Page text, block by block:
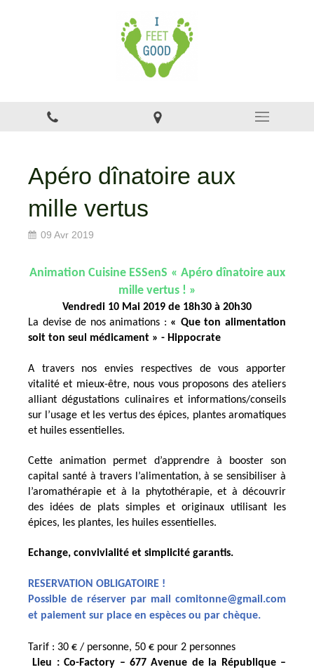
Apéro dînatoire aux
mille vertus
09 Avr 2019
Animation Cuisine ESSenS « Apéro dînatoire aux
mille vertus ! »
Vendredi 10 Mai 2019 de 18h30 à 20h30
La devise de nos animations : « Que ton alimentation
soit ton seul médicament » - Hippocrate
A travers nos envies respectives de vous apporter
vitalité et mieux-être, nous vous proposons des ateliers
alliant dégustations culinaires et informations/conseils
sur l’usage et les vertus des épices, plantes aromatiques
et huiles essentielles.
Cette animation permet d’apprendre à booster son
capital santé à travers l’alimentation, à se sensibiliser à
l’aromathérapie et à la phytothérapie, et à découvrir
des idées de plats simples et originaux utilisant les
épices, les plantes, les huiles essentielles.
Echange, convivialité et simplicité garantis.
RESERVATION OBLIGATOIRE !
Possible de réserver par mail comitonne@gmail.com
et paiement sur place en espèces ou par chèque.
Tarif : 30 € / personne, 50 € pour 2 personnes
Lieu : Co-Factory – 677 Avenue de la République –